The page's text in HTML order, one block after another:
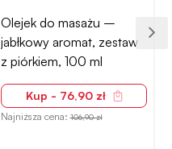
Olejek do masażu –
jabłkowy aromat, zestaw
z piórkiem, 100 ml
Kup - 76,90 zł
Najniższa cena:106,90 zł